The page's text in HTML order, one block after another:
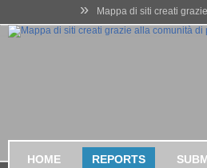
» Mappa di siti creati
HOME REPORTS